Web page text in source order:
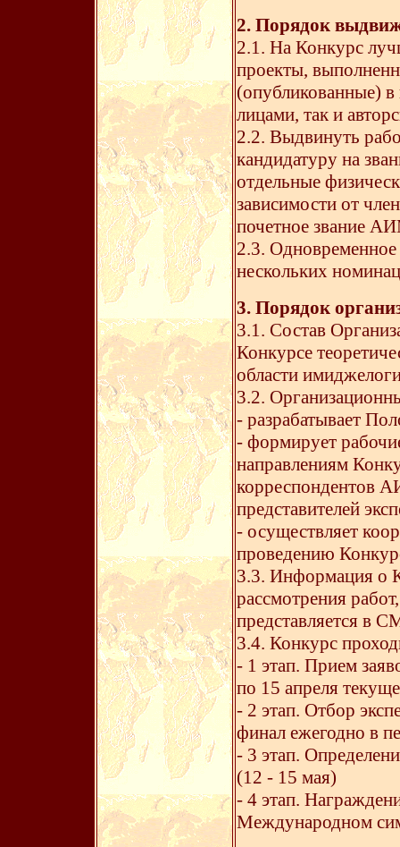
2. Порядок
2.1. На Конкурс
проекты,
(опубликованные)
лицами, так и
2.2. Выдвинуть
кандидатуру на
отдельные
зависимости от
почетное звание
2.3.
нескольких
3. Порядок
3.1. Состав
Конкурсе
области
3.2.
- разрабатывает
- формирует
направлениям
корреспондентов
представителей
- осуществляет
проведению
3.3. Информация о
рассмотрения
представляется в
3.4. Конкурс
- 1 этап. Прием
по 15 апреля
- 2 этап. Отбор
финал ежегодно в
- 3 этап.
(12 - 15 мая)
- 4 этап.
Международном